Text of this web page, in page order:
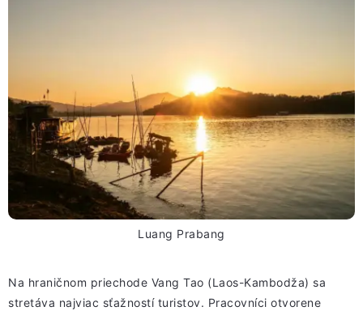
Luang Prabang
Na hraničnom priechode Vang Tao (Laos-Kambodža) sa
stretáva najviac sťažností turistov. Pracovníci otvorene